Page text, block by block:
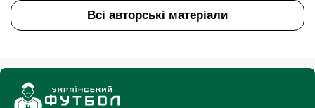
Всі авторські матеріали